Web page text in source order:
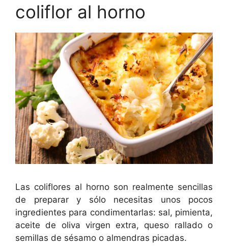
coliflor al horno
Las coliflores al horno son realmente sencillas
de preparar y sólo necesitas unos pocos
ingredientes para condimentarlas: sal, pimienta,
aceite de oliva virgen extra, queso rallado o
semillas de sésamo o almendras picadas.